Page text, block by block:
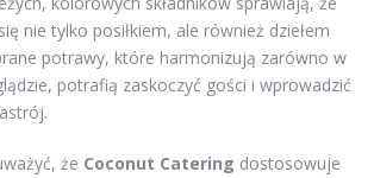
nie tylko posiłkiem, ale również dziełem
potrawy, które harmonizują zarówno w
potrafią zaskoczyć gości i wprowadzić
że Coconut Catering dostosowuje